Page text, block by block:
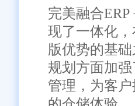
完美融合ERP
现了一体化
版优势的基
规划方面加
管理，为客